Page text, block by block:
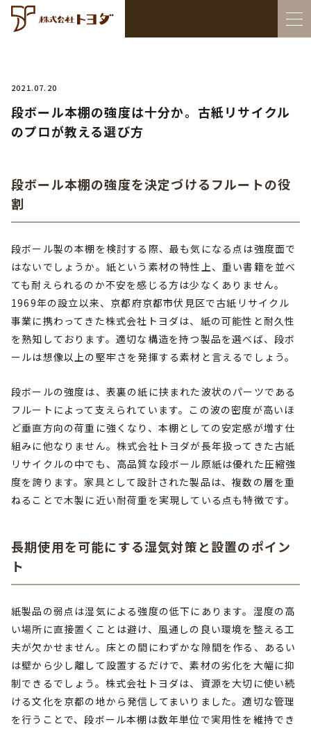
2021.07.20
段ボール本棚の強度は十分か。古紙リサイクル
のプロが教える選び方
段ボール本棚の強度を決定づけるフルートの役
割
段ボール製の本棚を検討する際、最も気になる点は強度面で
はないでしょうか。紙という素材の特性上、重い書籍を並べ
ても耐えられるのか不安を感じる方は少なくありません。
1969年の設立以来、京都府京都市伏見区で古紙リサイクル
事業に携わってきた株式会社トヨダは、紙の可能性と耐久性
を熟知しております。適切な構造を持つ製品を選べば、段ボ
ールは想像以上の堅牢さを発揮する素材と言えるでしょう。
段ボールの強度は、表裏の紙に挟まれた波状のパーツである
フルートによって支えられています。この波の密度が高いほ
ど垂直方向の荷重に強くなり、本棚としての安定感が増す仕
組みに他なりません。株式会社トヨダが長年扱ってきた古紙
リサイクルの中でも、高品質な段ボール原紙は優れた圧縮強
度を誇ります。家具として設計された製品は、複数の層を重
ねることで木製に近い耐荷重を実現している点も特徴です。
長期使用を可能にする湿気対策と設置のポイン
ト
紙製品の弱点は湿気による強度の低下にあります。湿度の高
い場所に直接置くことは避け、風通しの良い環境を整える工
夫が欠かせません。床との間にわずかな隙間を作る、あるい
は壁から少し離して設置するだけで、素材の劣化を大幅に抑
制できるでしょう。株式会社トヨダは、資源を大切に使い続
ける文化を京都の地から発信してまいりました。適切な管理
を行うことで、段ボール本棚は数年単位で実用性を維持でき